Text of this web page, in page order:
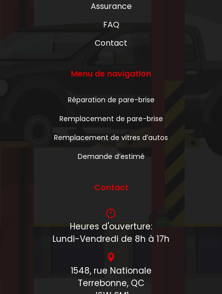
Assurance
FAQ
Contact
Menu de navigation
Réparation de pare-brise
Remplacement de pare-brise
Remplacement de vitres d’autos
Demande d’estimé
Contact
Heures d'ouverture:
Lundi-Vendredi de 8h à 17h
1548, rue Nationale
Terrebonne, QC